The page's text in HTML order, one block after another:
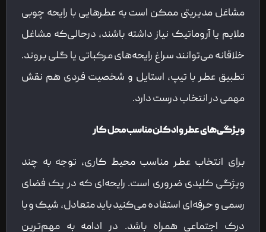
مشاغل مدیریتی ممکن است به عطرهایی با رایحه چوبی
ملایم یا آروماتیک نیاز داشته باشند، درحالی‌که مشاغل
خلاقانه می‌توانند سراغ رایحه‌های مرکباتی یا گلی بروند.
تطبیق عطر با تیپ، استایل و شخصیت فردی هم نقش
مهمی در انتخاب درست دارد.
ویژگی‌های عطر و ادکلن مناسب محل کار
برای انتخاب عطر مناسب محیط کاری، توجه به چند
ویژگی کلیدی ضروری است. رایحه‌ای که در یک فضای
رسمی و حرفه‌ای استفاده می‌کنید باید متعادل، شیک و با
درک اجتماعی همراه باشد. در ادامه به مهم‌ترین